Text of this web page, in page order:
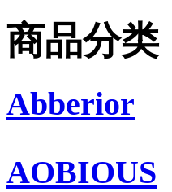
商品分类
Abberior
AOBIOUS